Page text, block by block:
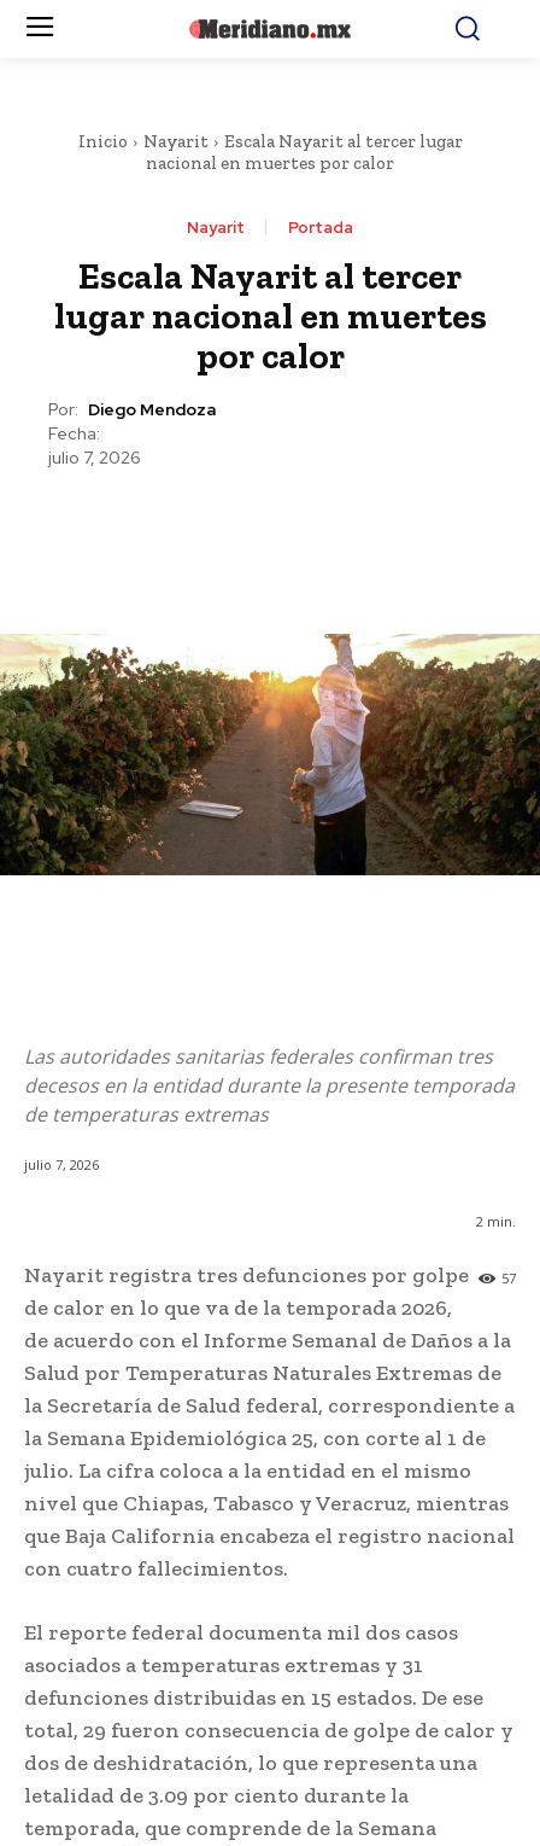
Inicio Nayarit
Escala Nayarit al tercer lugar
nacional en muertes por calor
Nayarit Portada
Escala Nayarit al tercer
lugar nacional en muertes
por calor
Por: Diego Mendoza
Fecha:
julio 7, 2026
Las autoridades sanitarias federales confirman tres
decesos en la entidad durante la presente temporada
de temperaturas extremas
julio 7, 2026
2 min.
57
Nayarit registra tres defunciones por golpe
de calor en lo que va de la temporada 2026,
de acuerdo con el Informe Semanal de Daños a la
Salud por Temperaturas Naturales Extremas de
la Secretaría de Salud federal, correspondiente a
la Semana Epidemiológica 25, con corte al 1 de
julio. La cifra coloca a la entidad en el mismo
nivel que Chiapas, Tabasco y Veracruz, mientras
que Baja California encabeza el registro nacional
con cuatro fallecimientos.
El reporte federal documenta mil dos casos
asociados a temperaturas extremas y 31
defunciones distribuidas en 15 estados. De ese
total, 29 fueron consecuencia de golpe de calor y
dos de deshidratación, lo que representa una
letalidad de 3.09 por ciento durante la
temporada, que comprende de la Semana